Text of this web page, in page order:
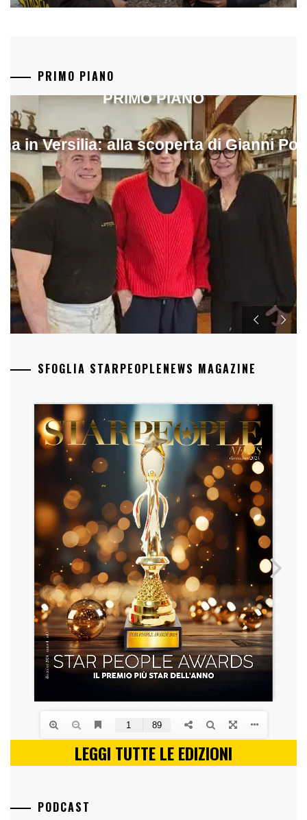
PRIMO PIANO
in Versilia: alla scoperta di Gianni
PRIMO PIANO
SFOGLIA STARPEOPLENEWS MAGAZINE
LEGGI TUTTE LE EDIZIONI
PODCAST